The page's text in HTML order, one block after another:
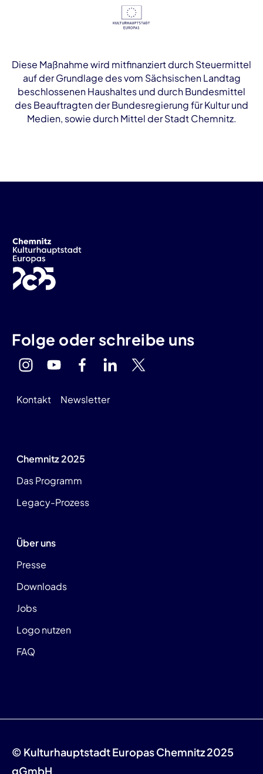
Diese Maßnahme wird mitfinanziert durch Steuermittel
auf der Grundlage des vom Sächsischen Landtag
beschlossenen Haushaltes und durch Bundesmittel
des Beauftragten der Bundesregierung für Kultur und
Medien, sowie durch Mittel der Stadt Chemnitz.
Folge oder schreibe uns
Kontakt Newsletter
Chemnitz 2025
Das Programm
Legacy-Prozess
Über uns
Presse
Downloads
Jobs
Logo nutzen
FAQ
© Kulturhauptstadt Europas Chemnitz 2025
gGmbH